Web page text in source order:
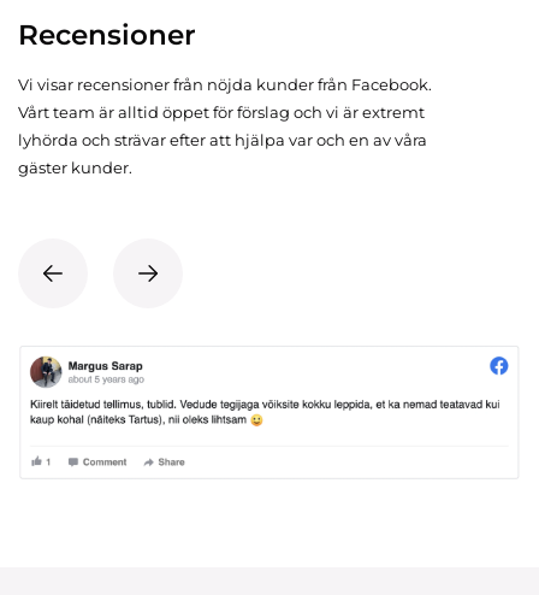
Recensioner
Vi visar recensioner från nöjda kunder från Facebook.
Vårt team är alltid öppet för förslag och vi är extremt
lyhörda och strävar efter att hjälpa var och en av våra
gäster kunder.